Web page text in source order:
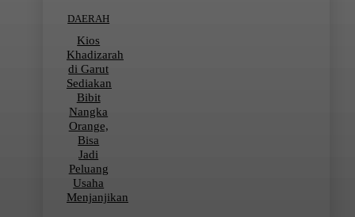
DAERAH
Kios
Khadizarah
di Garut
Sediakan
Bibit
Nangka
Orange,
Bisa
Jadi
Peluang
Usaha
Menjanjikan